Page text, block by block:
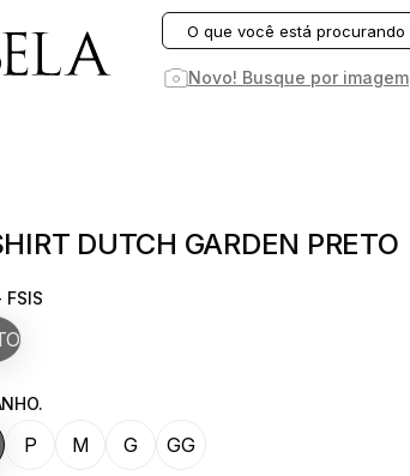
Novo! Busque por imagem
DUTCH GARDEN PRETO
FSIS
G GG
M
P